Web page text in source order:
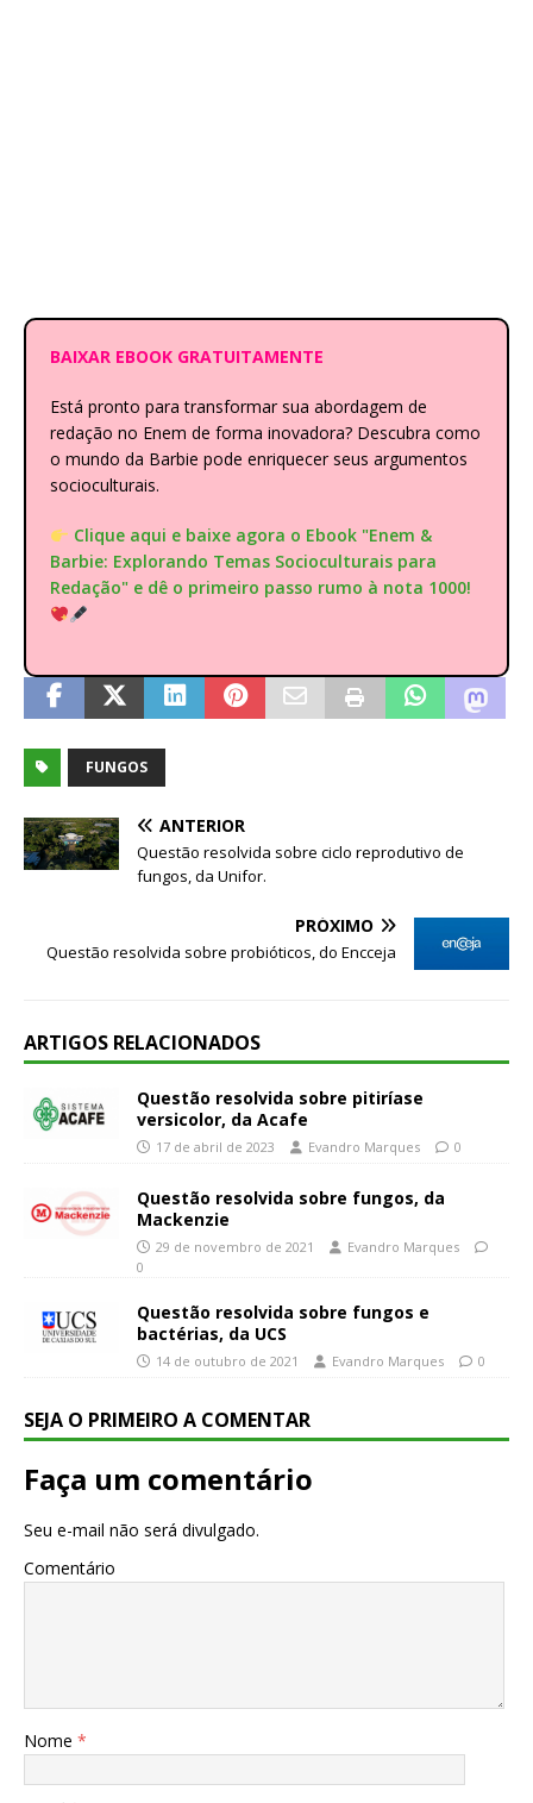
BAIXAR EBOOK GRATUITAMENTE
Está pronto para transformar sua abordagem de
redação no Enem de forma inovadora? Descubra como
o mundo da Barbie pode enriquecer seus argumentos
socioculturais.
Clique aqui e baixe agora o Ebook "Enem &
Barbie: Explorando Temas Socioculturais para
Redação" e dê o primeiro passo rumo à nota 1000!
FUNGOS
ANTERIOR
Questão resolvida sobre ciclo reprodutivo de
fungos, da Unifor.
PRÓXIMO
Questão resolvida sobre probióticos, do Encceja
ARTIGOS RELACIONADOS
Questão resolvida sobre pitiríase
versicolor, da Acafe
17 de abril de 2023 Evandro Marques 0
Questão resolvida sobre fungos, da
Mackenzie
29 de novembro de 2021
Evandro Marques
0
Questão resolvida sobre fungos e
bactérias, da UCS
14 de outubro de 2021 Evandro Marques 0
SEJA O PRIMEIRO A COMENTAR
Faça um comentário
Seu e-mail não será divulgado.
Comentário
Nome *